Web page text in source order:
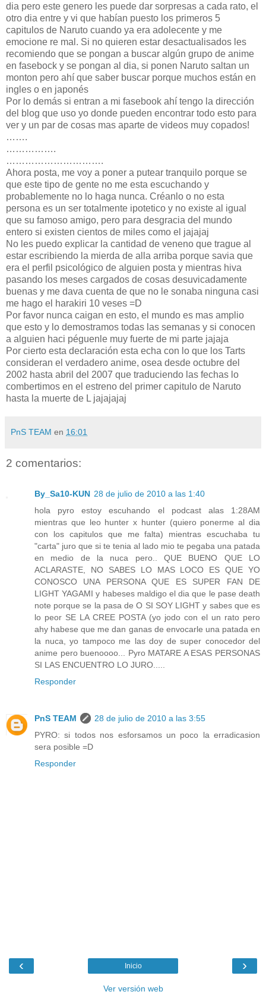
dia pero este genero les puede dar sorpresas a cada rato, el
otro dia entre y vi que habían puesto los primeros 5
capitulos de Naruto cuando ya era adolecente y me
emocione re mal. Si no quieren estar desactualisados les
recomiendo que se pongan a buscar algún grupo de anime
en fasebock y se pongan al dia, si ponen Naruto saltan un
monton pero ahí que saber buscar porque muchos están en
ingles o en japonés
Por lo demás si entran a mi fasebook ahí tengo la dirección
del blog que uso yo donde pueden encontrar todo esto para
ver y un par de cosas mas aparte de videos muy copados!
…….
…………….
………………………….
Ahora posta, me voy a poner a putear tranquilo porque se
que este tipo de gente no me esta escuchando y
probablemente no lo haga nunca. Créanlo o no esta
persona es un ser totalmente ipotetico y no existe al igual
que su famoso amigo, pero para desgracia del mundo
entero si existen cientos de miles como el jajajaj
No les puedo explicar la cantidad de veneno que trague al
estar escribiendo la mierda de alla arriba porque savia que
era el perfil psicológico de alguien posta y mientras hiva
pasando los meses cargados de cosas desuvicadamente
buenas y me dava cuenta de que no le sonaba ninguna casi
me hago el harakiri 10 veses =D
Por favor nunca caigan en esto, el mundo es mas amplio
que esto y lo demostramos todas las semanas y si conocen
a alguien haci péguenle muy fuerte de mi parte jajaja
Por cierto esta declaración esta echa con lo que los Tarts
consideran el verdadero anime, osea desde octubre del
2002 hasta abril del 2007 que traduciendo las fechas lo
combertimos en el estreno del primer capitulo de Naruto
hasta la muerte de L jajajajaj
PnS TEAM en 16:01
2 comentarios:
By_Sa10-KUN 28 de julio de 2010 a las 1:40
hola pyro estoy escuhando el podcast alas 1:28AM
mientras que leo hunter x hunter (quiero ponerme al dia
con los capitulos que me falta) mientras escuchaba tu
"carta" juro que si te tenia al lado mio te pegaba una patada
en medio de la nuca pero.. QUE BUENO QUE LO
ACLARASTE, NO SABES LO MAS LOCO ES QUE YO
CONOSCO UNA PERSONA QUE ES SUPER FAN DE
LIGHT YAGAMI y habeses maldigo el dia que le pase death
note porque se la pasa de O SI SOY LIGHT y sabes que es
lo peor SE LA CREE POSTA (yo jodo con el un rato pero
ahy habese que me dan ganas de envocarle una patada en
la nuca, yo tampoco me las doy de super conocedor del
anime pero buenoooo... Pyro MATARE A ESAS PERSONAS
SI LAS ENCUENTRO LO JURO.....
Responder
PnS TEAM
28 de julio de 2010 a las 3:55
PYRO: si todos nos esforsamos un poco la erradicasion
sera posible =D
Responder
‹ ›
Inicio
Ver versión web